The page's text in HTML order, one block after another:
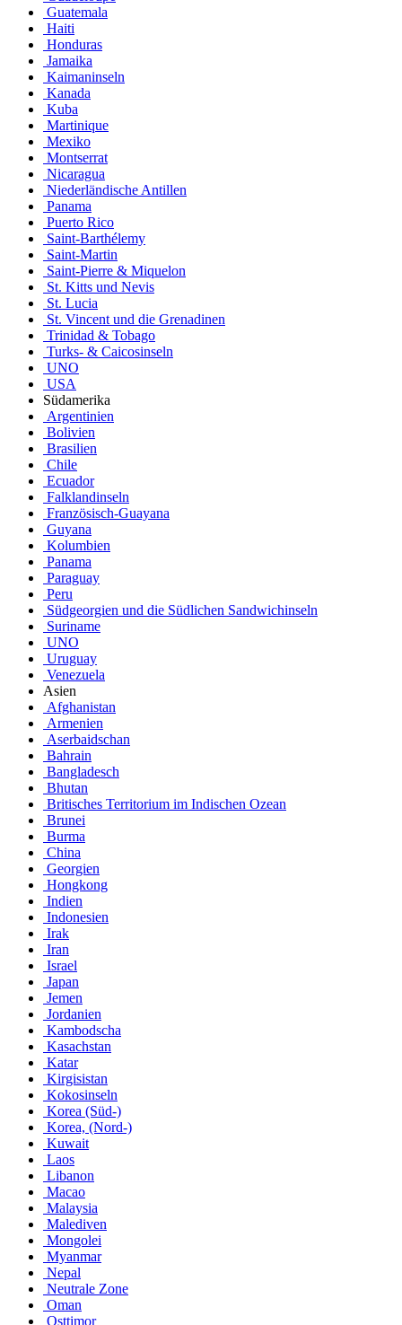
Guatemala
Haiti
Honduras
Jamaika
Kaimaninseln
Kanada
Kuba
Martinique
Mexiko
Montserrat
Nicaragua
Niederländische Antillen
Panama
Puerto Rico
Saint-Barthélemy
Saint-Martin
Saint-Pierre & Miquelon
St. Kitts und Nevis
St. Lucia
St. Vincent und die Grenadinen
Trinidad & Tobago
Turks- & Caicosinseln
UNO
USA
Südamerika
Argentinien
Bolivien
Brasilien
Chile
Ecuador
Falklandinseln
Französisch-Guayana
Guyana
Kolumbien
Panama
Paraguay
Peru
Südgeorgien und die Südlichen Sandwichinseln
Suriname
UNO
Uruguay
Venezuela
Asien
Afghanistan
Armenien
Aserbaidschan
Bahrain
Bangladesch
Bhutan
Britisches Territorium im Indischen Ozean
Brunei
Burma
China
Georgien
Hongkong
Indien
Indonesien
Irak
Iran
Israel
Japan
Jemen
Jordanien
Kambodscha
Kasachstan
Katar
Kirgisistan
Kokosinseln
Korea (Süd-)
Korea, (Nord-)
Kuwait
Laos
Libanon
Macao
Malaysia
Malediven
Mongolei
Myanmar
Nepal
Neutrale Zone
Oman
Osttimor